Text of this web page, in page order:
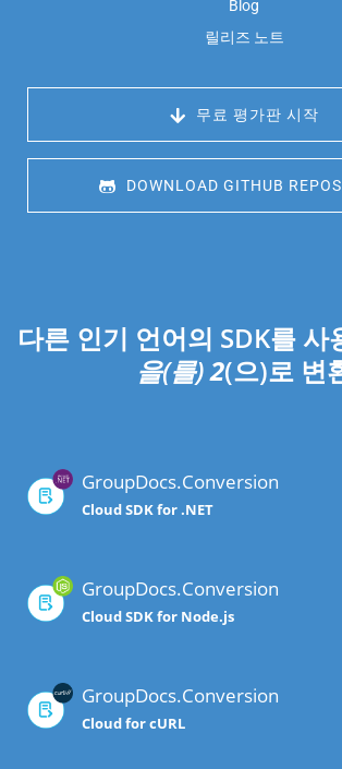
Blog
릴리즈 노트
무료 평가판 시작
DOWNLOAD GITHUB
다른 인기 언어의 SDK를 사
을(를)2(으)로 변
GroupDocs.Conversion
Cloud SDK for .NET
GroupDocs.Conversion
Cloud SDK for Node.js
GroupDocs.Conversion
Cloud for cURL